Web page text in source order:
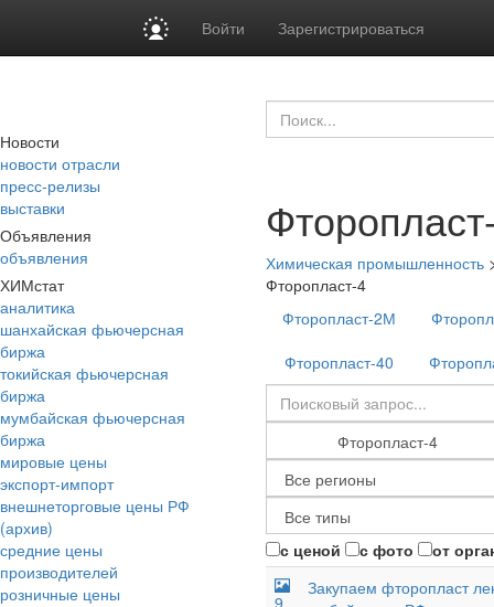
Войти Зарегистрироваться
Новости
новости отрасли
пресс-релизы
выставки
Объявления
объявления
ХИМстат
аналитика
шанхайская фьючерсная
биржа
токийская фьючерсная
биржа
мумбайская фьючерсная
биржа
мировые цены
экспорт-импорт
внешнеторговые цены РФ
(архив)
средние цены
производителей
розничные цены
Химическая промышленность
Фторопласт-4
Фторопласт-2М
Фторопласт-40
с ценой с фото от
9
Закупаем фторопласт